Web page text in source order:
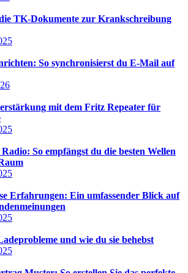
TK-Dokumente zur Krankschreibung
So synchronisierst du E-Mail auf
mit dem Fritz Repeater für
So empfängst du die besten Wellen
Erfahrungen: Ein umfassender Blick auf
und wie du sie behebst